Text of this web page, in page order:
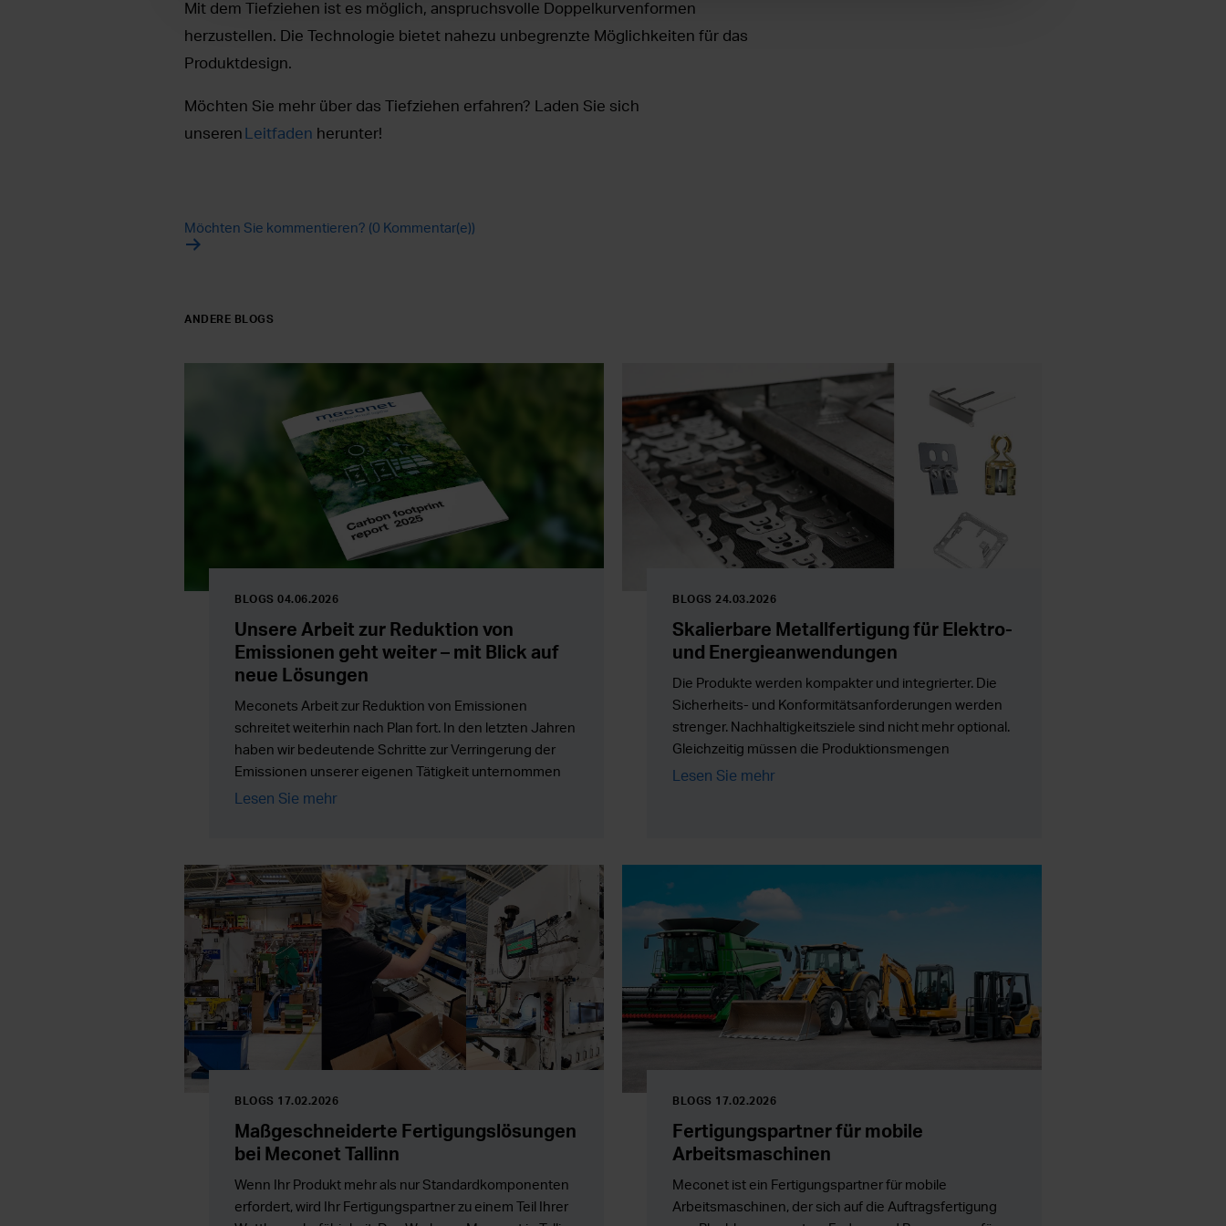
Mit dem Tiefziehen ist es möglich, anspruchsvolle Doppelkurvenformen
herzustellen. Die Technologie bietet nahezu unbegrenzte Möglichkeiten für das
Produktdesign.
Möchten Sie mehr über das Tiefziehen erfahren? Laden Sie sich
unserenLeitfaden herunter!
Möchten Sie kommentieren? (0 Kommentar(e))
ANDERE BLOGS
BLOGS 04.06.2026
Unsere Arbeit zur Reduktion von
Emissionen geht weiter – mit Blick auf
neue Lösungen
Meconets Arbeit zur Reduktion von Emissionen
schreitet weiterhin nach Plan fort. In den letzten Jahren
haben wir bedeutende Schritte zur Verringerung der
Emissionen unserer eigenen Tätigkeit unternommen
und die Arbeit schreitet nun mehr denn je voran, indem
Lesen Sie mehr
BLOGS 24.03.2026
Skalierbare Metallfertigung für Elektro-
und Energieanwendungen
Die Produkte werden kompakter und integrierter. Die
Sicherheits- und Konformitätsanforderungen werden
strenger. Nachhaltigkeitsziele sind nicht mehr optional.
Gleichzeitig müssen die Produktionsmengen
zuverlässig skaliert werden, ohne Kosten, Risiken oder
Lesen Sie mehr
BLOGS 17.02.2026
Maßgeschneiderte Fertigungslösungen
bei Meconet Tallinn
Wenn Ihr Produkt mehr als nur Standardkomponenten
erfordert, wird Ihr Fertigungspartner zu einem Teil Ihrer
BLOGS 17.02.2026
Fertigungspartner für mobile
Arbeitsmaschinen
Meconet ist ein Fertigungspartner für mobile
Arbeitsmaschinen, der sich auf die Auftragsfertigung